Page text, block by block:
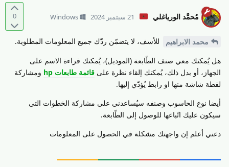
0 مُحمَّد الورياغلي 21 سبتمبر 2024 Windows
محمد الابراهيم للأسف، لا يتضمّن ردّك جميع المعلومات المطلوبة.
هل يُمكنك معي صنف الطّابعة (الموديل)، يُمكنك قراءة الاسم على
الجهاز، أو بدل ذلك، يُمكنك إلقاء نظرة على قائمة طابعات hp
ومشاركة
لقطة شاشة منها او رابط يُؤدّي إليها.
أيضا نوع الحاسوب وصنفه سيُساعدني على مشاركة الخطوات التي
سيكون عليك اتّباعها للوصول إلى الطّابعة.
دعني أعلم إن واجهتك مشكلة في الحصول على المعلومات